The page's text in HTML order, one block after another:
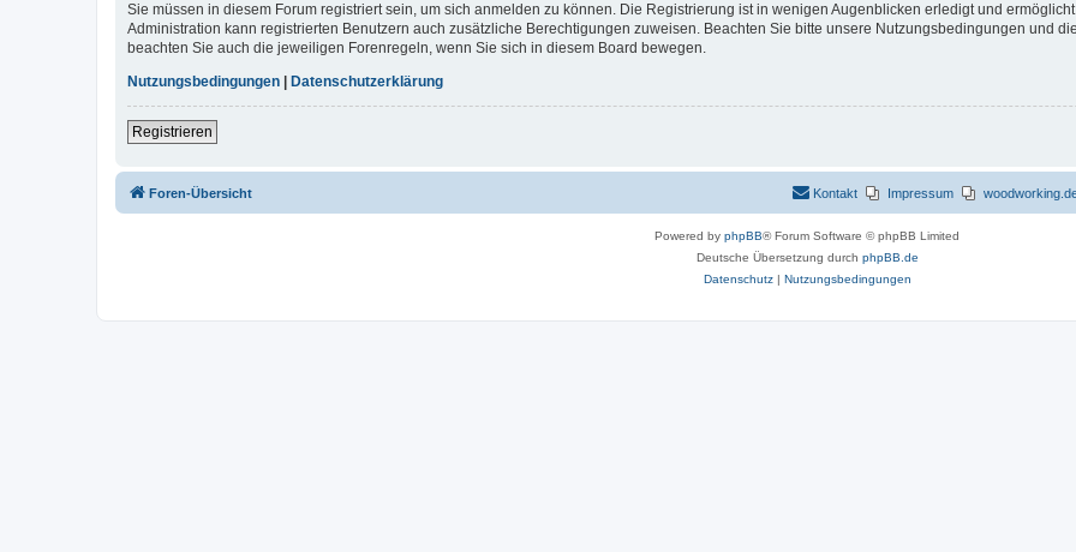
Sie müssen in diesem Forum registriert sein, um sich anmelden zu können. Die Registrierung ist in wenigen Augenblicken erledigt und
Administration kann registrierten Benutzern auch zusätzliche Berechtigungen zuweisen. Beachten Sie bitte unsere Nutzungsbedingungen und
beachten Sie auch die jeweiligen Forenregeln, wenn Sie sich in diesem Board bewegen.
Nutzungsbedingungen
Datenschutzerklärung
Registrieren
Foren-Übersicht Impressum
Kontakt
Powered by phpBB® Forum Software © phpBB Limited
Deutsche Übersetzung durch phpBB.de
Datenschutz| Nutzungsbedingungen